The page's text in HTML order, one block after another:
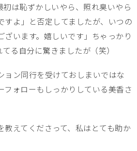
初は恥ずかしいやら、照れ臭いやら
すよ」と否定してましたが、いつの
ざいます。嬉しいです」ちゃっかり
る自分に驚きましたが（笑）
ョン同行を受けておしまいではな
フォローもしっかりしている美香さ
教えてくださって、私はとても助か